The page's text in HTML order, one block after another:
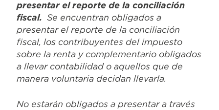
presentar el reporte de la conciliación
fiscal. Se encuentran obligados a
presentar el reporte de la conciliación
fiscal, los contribuyentes del impuesto
sobre la renta y complementario obligados
a llevar contabilidad o aquellos que de
manera voluntaria decidan llevarla.
No estarán obligados a presentar a través